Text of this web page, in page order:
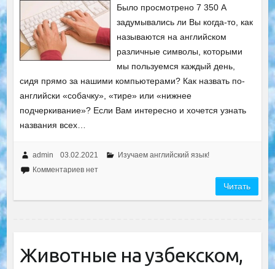
Было просмотрено 7 350 А
задумывались ли Вы когда-то, как
называются на английском
различные символы, которыми
мы пользуемся каждый день,
сидя прямо за нашими компьютерами? Как назвать по-
английски «собачку», «тире» или «нижнее
подчеркивание»? Если Вам интересно и хочется узнать
названия всех…
admin 03.02.2021
Изучаем английский язык!
Комментариев нет
Читать
Животные на узбекском,